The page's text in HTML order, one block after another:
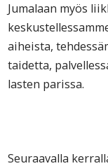
Jumalaan myös
aiheista,
taidetta,
lasten parissa.
Seuraavalla